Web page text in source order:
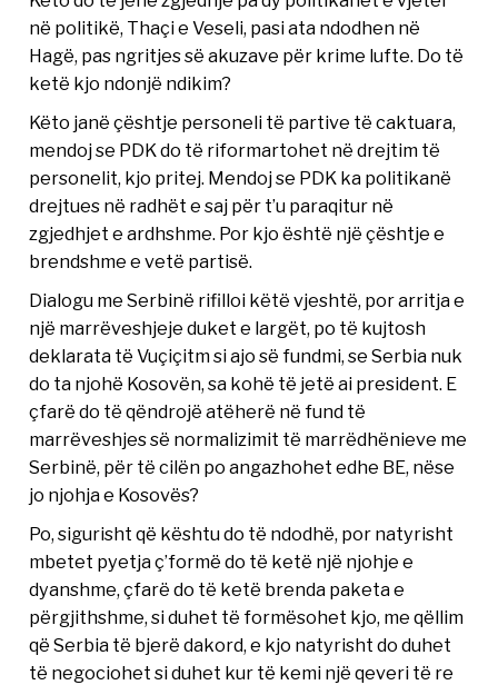
në politikë, Thaçi e Veseli, pasi ata ndodhen në
Hagë, pas ngritjes së akuzave për krime lufte. Do të
ketë kjo ndonjë ndikim?
Këto janë çështje personeli të partive të caktuara,
mendoj se PDK do të riformartohet në drejtim të
personelit, kjo pritej. Mendoj se PDK ka politikanë
drejtues në radhët e saj për t’u paraqitur në
zgjedhjet e ardhshme. Por kjo është një çështje e
brendshme e vetë partisë.
Dialogu me Serbinë rifilloi këtë vjeshtë, por arritja e
një marrëveshjeje duket e largët, po të kujtosh
deklarata të Vuçiçitm si ajo së fundmi, se Serbia nuk
do ta njohë Kosovën, sa kohë të jetë ai president. E
çfarë do të qëndrojë atëherë në fund të
marrëveshjes së normalizimit të marrëdhënieve me
Serbinë, për të cilën po angazhohet edhe BE, nëse
jo njohja e Kosovës?
Po, sigurisht që kështu do të ndodhë, por natyrisht
mbetet pyetja ç’formë do të ketë një njohje e
dyanshme, çfarë do të ketë brenda paketa e
përgjithshme, si duhet të formësohet kjo, me qëllim
që Serbia të bjerë dakord, e kjo natyrisht do duhet
të negociohet si duhet kur të kemi një qeveri të re